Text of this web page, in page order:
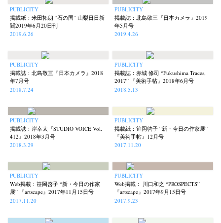
PUBLICITY
掲載紙：米田拓朗 “石の国” 山梨日日新
聞2019年6月20日刊
2019.6.26
PUBLICITY
掲載誌：北島敬三『日本カメラ』2019
年5月号
2019.4.26
PUBLICITY
掲載誌：北島敬三『日本カメラ』2018
年7月号
2018.7.24
PUBLICITY
掲載誌：赤城 修司 “Fukushima Traces,
2017” 『美術手帖』2018年6月号
2018.5.13
PUBLICITY
掲載誌：岸幸太『STUDIO VOICE Vol.
412』2018年3月号
2018.3.29
PUBLICITY
掲載紙：笹岡啓子 “新・今日の作家展”
『美術手帖』12月号
2017.11.20
PUBLICITY
Web掲載：笹岡啓子 “新・今日の作家
展” 『artscape』2017年11月15日号
2017.11.20
PUBLICITY
Web掲載： 川口和之 “PROSPECTS”
『artscape』2017年9月15日号
2017.9.23